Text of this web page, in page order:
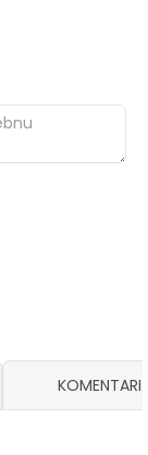
KOMENTARI